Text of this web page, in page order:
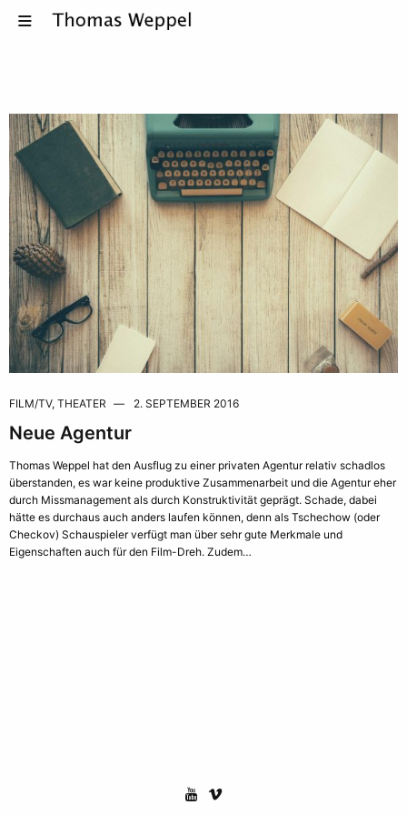
FILM/TV, THEATER 2. SEPTEMBER 2016
Neue Agentur
Thomas Weppel hat den Ausflug zu einer privaten Agentur relativ schadlos
überstanden, es war keine produktive Zusammenarbeit und die Agentur eher
durch Missmanagement als durch Konstruktivität geprägt. Schade, dabei
hätte es durchaus auch anders laufen können, denn als Tschechow (oder
Checkov) Schauspieler verfügt man über sehr gute Merkmale und
Eigenschaften auch für den Film-Dreh. Zudem…